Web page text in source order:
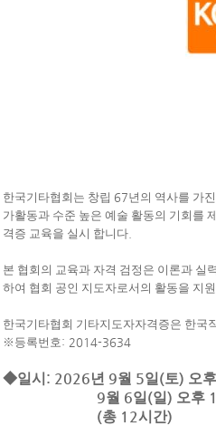
한국기타협회는 창립 67년의 역사를 가
가활동과 수준 높은 예술 활동의 기회를
격증 교육을 실시 합니다
본 협회의 교육과 자격 검정은 이론과 실
하여 협회 공인 지도자로서의 활동을 지
한국기타협회 기타지도자자격증은 한국
※ 등록번호: 2014-3634
◆일시 : 2026년 9월 5일 (토) 오후
9월 6일 (일) 오후
(총 12시간)